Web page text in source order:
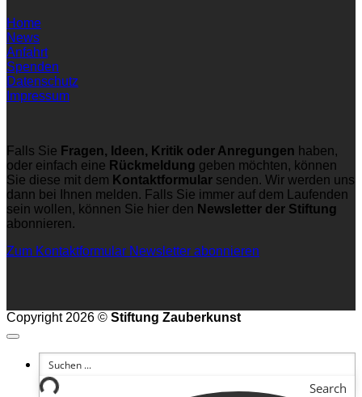
Home
News
Anfahrt
Spenden
Datenschutz
Impressum
Falls Sie Fragen, Ideen, Kritik oder Anregungen haben,
oder einfach eine Rückmeldung geben möchten, können
Sie diese mit dem Kontaktformular senden. Wir werden uns
dann bei Ihnen melden. Falls Sie immer auf dem Laufenden
sein wollen, können Sie hier den Newsletter der Stiftung
abonnieren.
Zum Kontaktformular Newsletter abonnieren
Copyright 2026 © Stiftung Zauberkunst
Search